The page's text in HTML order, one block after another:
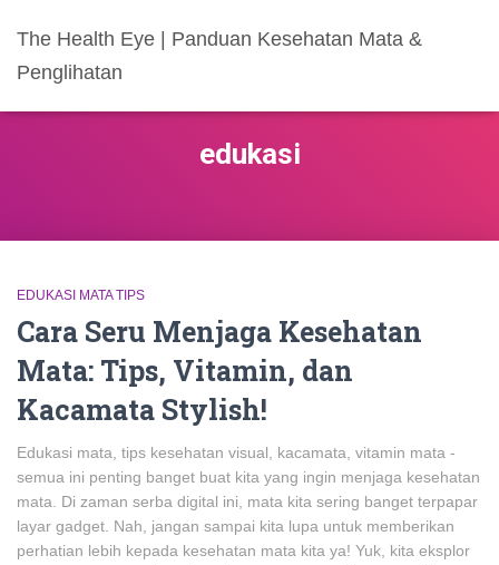
The Health Eye | Panduan Kesehatan Mata &
Penglihatan
edukasi
EDUKASI MATA TIPS
Cara Seru Menjaga Kesehatan
Mata: Tips, Vitamin, dan
Kacamata Stylish!
Edukasi mata, tips kesehatan visual, kacamata, vitamin mata -
semua ini penting banget buat kita yang ingin menjaga kesehatan
mata. Di zaman serba digital ini, mata kita sering banget terpapar
layar gadget. Nah, jangan sampai kita lupa untuk memberikan
perhatian lebih kepada kesehatan mata kita ya! Yuk, kita eksplor